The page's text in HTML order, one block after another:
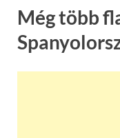
Még több